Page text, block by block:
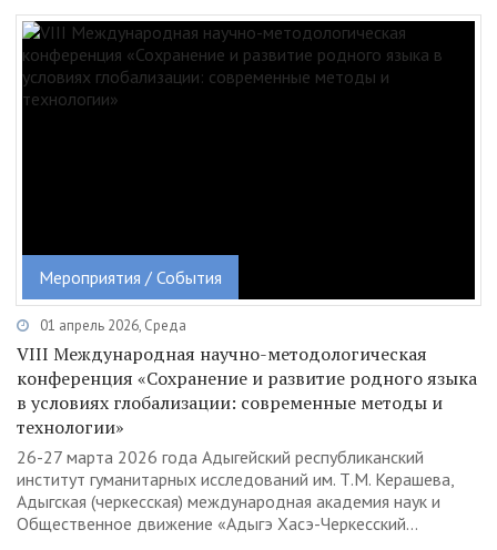
Мероприятия / События
01 апрель 2026, Среда
VIII Международная научно-методологическая
конференция «Сохранение и развитие родного языка
в условиях глобализации: современные методы и
технологии»
26-27 марта 2026 года Адыгейский республиканский
институт гуманитарных исследований им. Т.М. Керашева,
Адыгская (черкесская) международная академия наук и
Общественное движение «Адыгэ Хасэ-Черкесский...